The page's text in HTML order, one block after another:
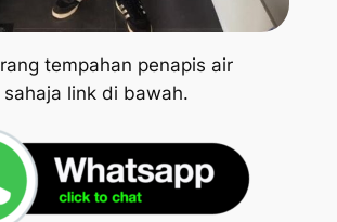
tempahan penapis air
sahaja link di bawah.